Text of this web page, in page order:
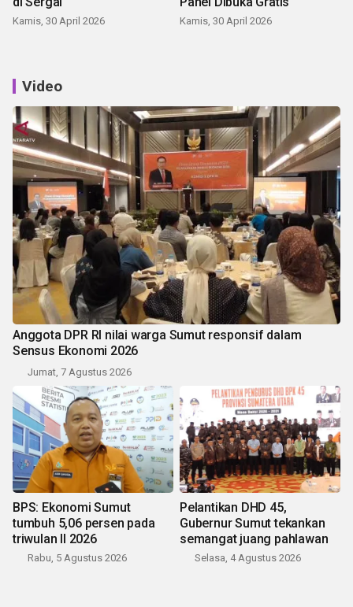
Kamis, 30 April 2026 Kamis, 30 April 2026
Video
Anggota DPR RI nilai warga Sumut responsif dalam
Sensus Ekonomi 2026
Jumat, 7 Agustus 2026
BPS: Ekonomi Sumut
tumbuh 5,06 persen pada
triwulan II 2026
Rabu, 5 Agustus 2026
Pelantikan DHD 45,
Gubernur Sumut tekankan
semangat juang pahlawan
Selasa, 4 Agustus 2026